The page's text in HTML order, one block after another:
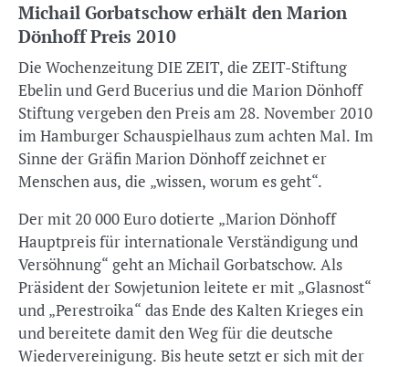
Michail Gorbatschow erhält den Marion
Dönhoff Preis 2010
Die Wochenzeitung DIE ZEIT, die ZEIT-Stiftung
Ebelin und Gerd Bucerius und die Marion Dönhoff
Stiftung vergeben den Preis am 28. November 2010
im Hamburger Schauspielhaus zum achten Mal. Im
Sinne der Gräfin Marion Dönhoff zeichnet er
Menschen aus, die „wissen, worum es geht“.
Der mit 20 000 Euro dotierte „Marion Dönhoff
Hauptpreis für internationale Verständigung und
Versöhnung“ geht an Michail Gorbatschow. Als
Präsident der Sowjetunion leitete er mit „Glasnost“
und „Perestroika“ das Ende des Kalten Krieges ein
und bereitete damit den Weg für die deutsche
Wiedervereinigung. Bis heute setzt er sich mit der